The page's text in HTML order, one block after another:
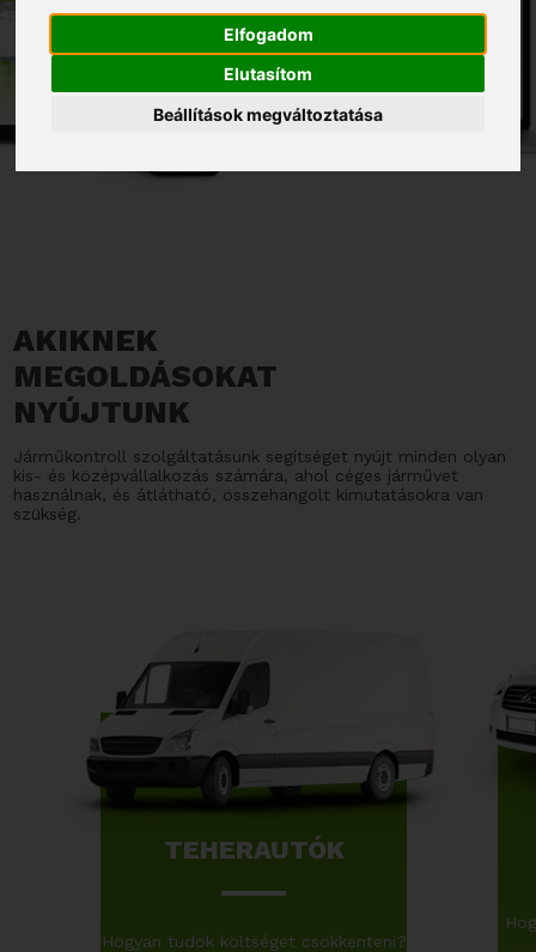
Elfogadom
Elutasítom
Beállítások megváltoztatása
AKIKNEK
MEGOLDÁSOKAT
NYÚJTUNK
Járműkontroll szolgáltatásunk segítséget nyújt minden olyan
kis- és középvállalkozás számára, ahol céges járművet
használnak, és átlátható, összehangolt kimutatásokra van
szükség.
TEHERAUTÓK
Hogyan tudok költséget csökkenteni?